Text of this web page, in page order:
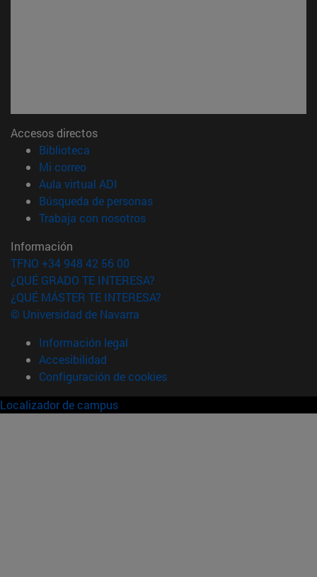
Accesos directos
Biblioteca
Mi correo(abre en nueva ventana)
Aula virtual ADI
Búsqueda de personas(abre en nueva ventana)
Trabaja con nosotros(abre en nueva ventana)
Información
TFNO +34 948 42 56 00
¿QUÉ GRADO TE INTERESA?
¿QUÉ MÁSTER TE INTERESA?
© Universidad de Navarra
Información legal
Accesibilidad
Configuración de cookies
Localizador de campus